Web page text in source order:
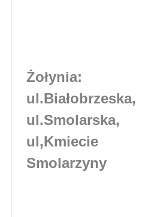
Żołynia:
ul.Białobrzeska,
ul.Smolarska,
ul,Kmiecie
Smolarzyny